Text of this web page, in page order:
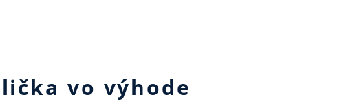
vo výhode